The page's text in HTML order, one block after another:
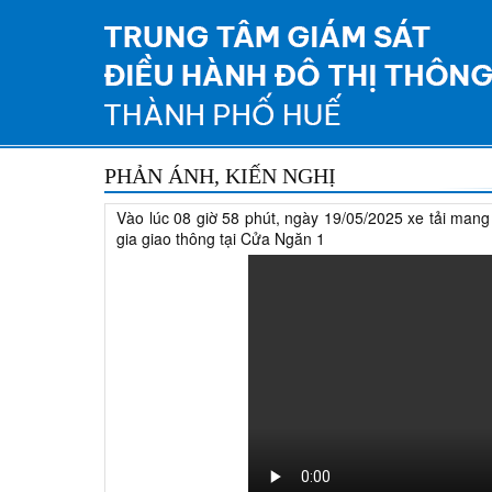
PHẢN ÁNH, KIẾN NGHỊ
Vào lúc 08 giờ 58 phút, ngày 19/05/2025 xe tải
gia giao thông tại Cửa Ngăn 1